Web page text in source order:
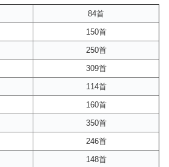
84首
150首
250首
309首
114首
160首
350首
246首
148首